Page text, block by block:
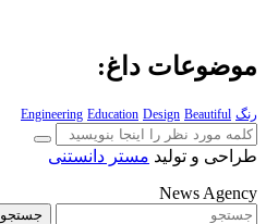
موضوعات داغ:
رنگ Engineering Education Design Beautiful
طراحی و تولید مستر دانستنی
News Agency
جستجو